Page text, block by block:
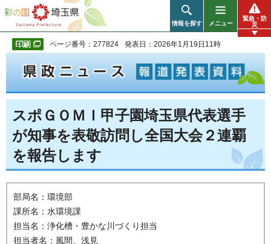
彩の国 埼玉県
情報を探す メニュー
緊急・防
災
ページ番号：277824 発表日：2026年1月19日11時
スポＧＯＭＩ甲子園埼玉県代表選手
が知事を表敬訪問し全国大会２連覇
を報告します
部局名：環境部
課所名：水環境課
担当名：浄化槽・豊かな川づくり担当
担当者名：風間、浅見